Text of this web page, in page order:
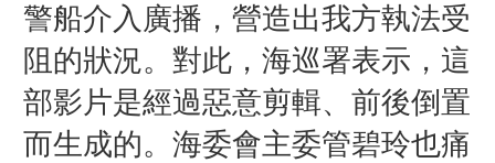
警船介入廣播，營造出我方執法受
阻的狀況。對此，海巡署表示，這
部影片是經過惡意剪輯、前後倒置
而生成的。海委會主委管碧玲也痛